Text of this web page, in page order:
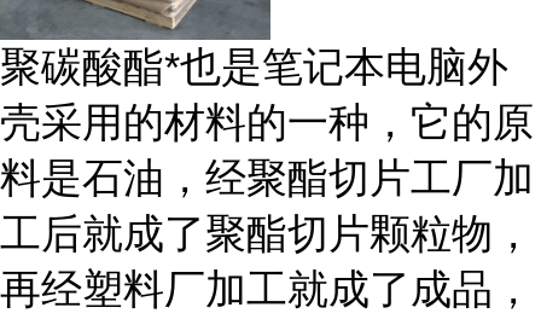
聚碳酸酯*也是笔记本电脑外
壳采用的材料的一种，它的原
料是石油，经聚酯切片工厂加
工后就成了聚酯切片颗粒物，
再经塑料厂加工就成了成品，